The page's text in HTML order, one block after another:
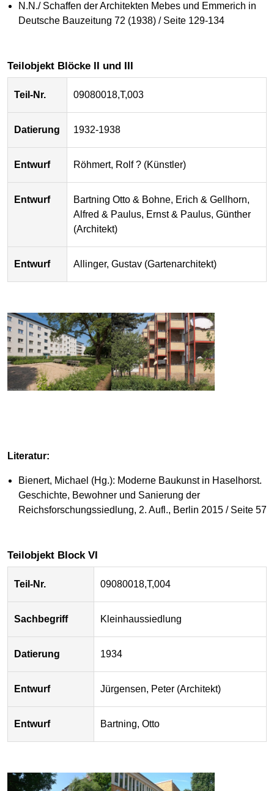
N.N./ Schaffen der Architekten Mebes und Emmerich in
Deutsche Bauzeitung 72 (1938) / Seite 129-134
Teilobjekt Blöcke II und III
Teil-Nr. 09080018,T,003
Datierung 1932-1938
Entwurf Röhmert, Rolf ? (Künstler)
Entwurf
Bartning Otto & Bohne, Erich & Gellhorn,
Alfred & Paulus, Ernst & Paulus, Günther
(Architekt)
Entwurf Allinger, Gustav (Gartenarchitekt)
Literatur:
Bienert, Michael (Hg.): Moderne Baukunst in Haselhorst.
Geschichte, Bewohner und Sanierung der
Reichsforschungssiedlung, 2. Aufl., Berlin 2015 / Seite 57
Teilobjekt Block VI
Teil-Nr. 09080018,T,004
Sachbegriff Kleinhaussiedlung
Datierung 1934
Entwurf Jürgensen, Peter (Architekt)
Entwurf Bartning, Otto